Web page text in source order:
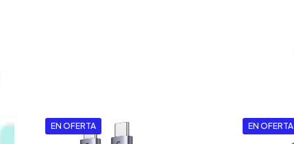
EN OFERTA EN OFERTA